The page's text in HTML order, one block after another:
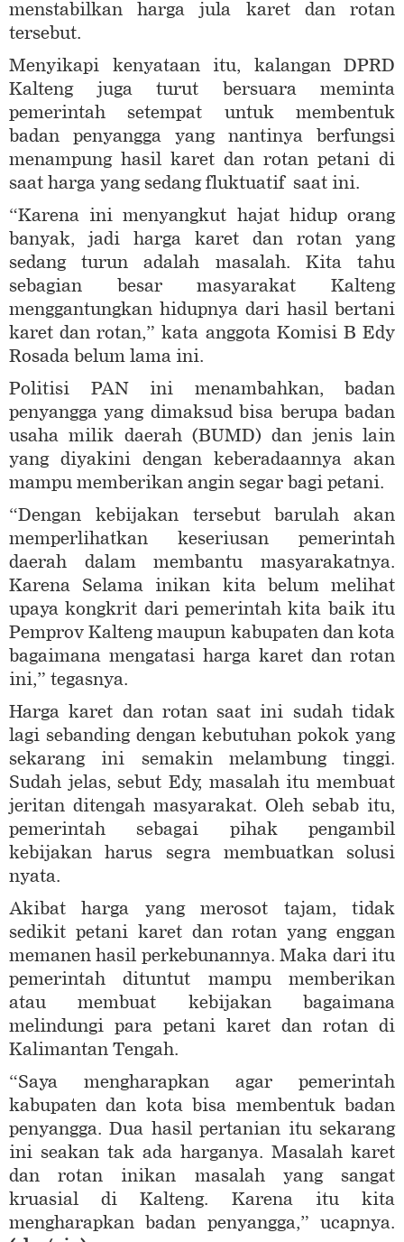
menstabilkan harga jula karet dan rotan
tersebut.
Menyikapi kenyataan itu, kalangan DPRD
Kalteng juga turut bersuara meminta
pemerintah setempat untuk membentuk
badan penyangga yang nantinya berfungsi
menampung hasil karet dan rotan petani di
saat harga yang sedang fluktuatif saat ini.
“Karena ini menyangkut hajat hidup orang
banyak, jadi harga karet dan rotan yang
sedang turun adalah masalah. Kita tahu
sebagian besar masyarakat Kalteng
menggantungkan hidupnya dari hasil bertani
karet dan rotan,” kata anggota Komisi B Edy
Rosada belum lama ini.
Politisi PAN ini menambahkan, badan
penyangga yang dimaksud bisa berupa badan
usaha milik daerah (BUMD) dan jenis lain
yang diyakini dengan keberadaannya akan
mampu memberikan angin segar bagi petani.
“Dengan kebijakan tersebut barulah akan
memperlihatkan keseriusan pemerintah
daerah dalam membantu masyarakatnya.
Karena Selama inikan kita belum melihat
upaya kongkrit dari pemerintah kita baik itu
Pemprov Kalteng maupun kabupaten dan kota
bagaimana mengatasi harga karet dan rotan
ini,” tegasnya.
Harga karet dan rotan saat ini sudah tidak
lagi sebanding dengan kebutuhan pokok yang
sekarang ini semakin melambung tinggi.
Sudah jelas, sebut Edy, masalah itu membuat
jeritan ditengah masyarakat. Oleh sebab itu,
pemerintah sebagai pihak pengambil
kebijakan harus segra membuatkan solusi
nyata.
Akibat harga yang merosot tajam, tidak
sedikit petani karet dan rotan yang enggan
memanen hasil perkebunannya. Maka dari itu
pemerintah dituntut mampu memberikan
atau membuat kebijakan bagaimana
melindungi para petani karet dan rotan di
Kalimantan Tengah.
“Saya mengharapkan agar pemerintah
kabupaten dan kota bisa membentuk badan
penyangga. Dua hasil pertanian itu sekarang
ini seakan tak ada harganya. Masalah karet
dan rotan inikan masalah yang sangat
kruasial di Kalteng. Karena itu kita
mengharapkan badan penyangga,” ucapnya.